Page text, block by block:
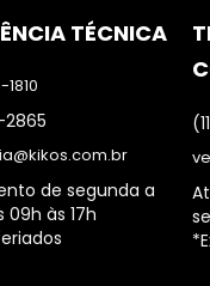
TÉCNICA
1810
2865
de segunda a
09h às 17h